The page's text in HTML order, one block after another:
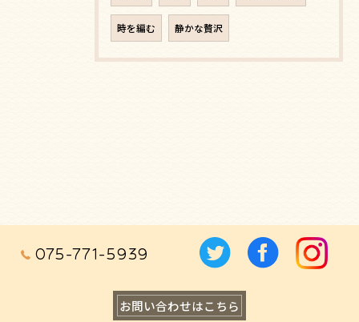
時を編む 静かな贅沢
075-771-5939
お問い合わせはこちら